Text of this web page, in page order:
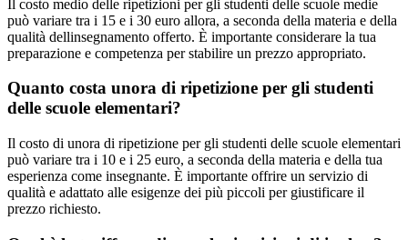
Il costo medio delle ripetizioni per gli studenti delle scuole medie
può variare tra i 15 e i 30 euro allora, a seconda della materia e della
qualità dellinsegnamento offerto. È importante considerare la tua
preparazione e competenza per stabilire un prezzo appropriato.
Quanto costa unora di ripetizione per gli studenti
delle scuole elementari?
Il costo di unora di ripetizione per gli studenti delle scuole elementari
può variare tra i 10 e i 25 euro, a seconda della materia e della tua
esperienza come insegnante. È importante offrire un servizio di
qualità e adattato alle esigenze dei più piccoli per giustificare il
prezzo richiesto.